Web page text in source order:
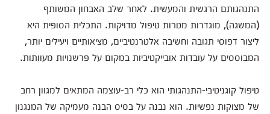
התנהגותם הרגשית והמעשית. לאחר שלב האבחון המשותף
(המשגה), מוגדרות מטרות טיפול מדויקות. התכלית הסופית היא
ליצור דפוסי תגובה וחשיבה אלטרנטיביים, מציאותיים ויעילים יותר,
המבוססים על עובדות אובייקטיביות במקום על פרשנויות מעוותות.
טיפול קוגניטיבי-התנהגותי הוא כלי רב-עוצמה המתאים למגוון רחב
של מצוקות נפשיות. הוא נבנה על בסיס הבנה מעמיקה של המנגנון